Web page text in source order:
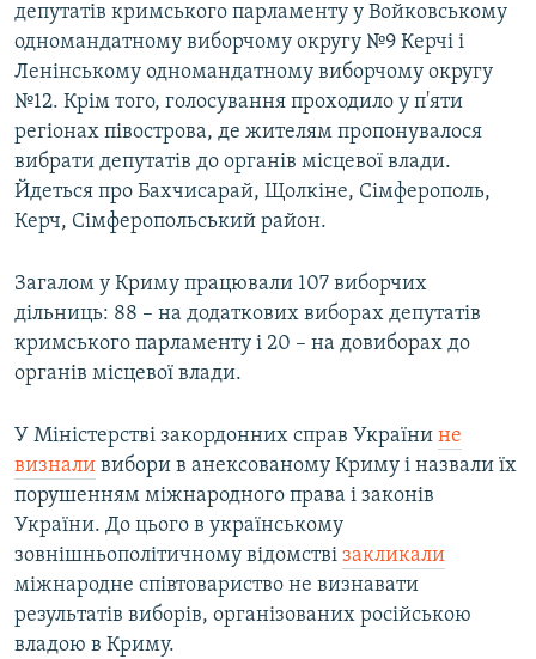
депутатів кримського парламенту у Войковському
одномандатному виборчому округу №9 Керчі і
Ленінському одномандатному виборчому округу
№12. Крім того, голосування проходило у п'яти
регіонах півострова, де жителям пропонувалося
вибрати депутатів до органів місцевої влади.
Йдеться про Бахчисарай, Щолкіне, Сімферополь,
Керч, Сімферопольський район.
Загалом у Криму працювали 107 виборчих
дільниць: 88 – на додаткових виборах депутатів
кримського парламенту і 20 – на довиборах до
органів місцевої влади.
У Міністерстві закордонних справ України не
визнали вибори в анексованому Криму і назвали їх
порушенням міжнародного права і законів
України. До цього в українському
зовнішньополітичному відомстві закликали
міжнародне співтовариство не визнавати
результатів виборів, організованих російською
владою в Криму.